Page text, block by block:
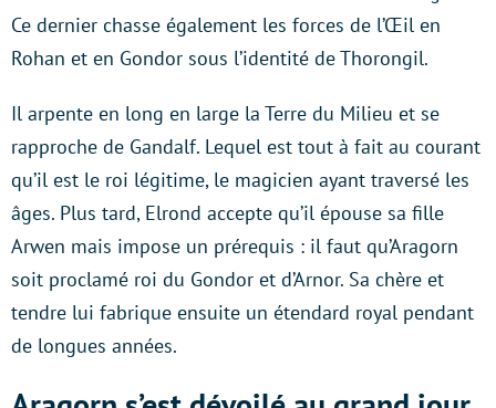
Ce dernier chasse également les forces de l’Œil en
Rohan et en Gondor sous l’identité de Thorongil.
Il arpente en long en large la Terre du Milieu et se
rapproche de Gandalf. Lequel est tout à fait au courant
qu’il est le roi légitime, le magicien ayant traversé les
âges. Plus tard, Elrond accepte qu’il épouse sa fille
Arwen mais impose un prérequis : il faut qu’Aragorn
soit proclamé roi du Gondor et d’Arnor. Sa chère et
tendre lui fabrique ensuite un étendard royal pendant
de longues années.